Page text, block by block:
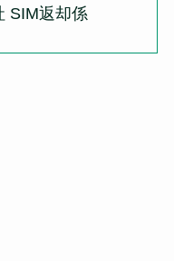
SIM返却係